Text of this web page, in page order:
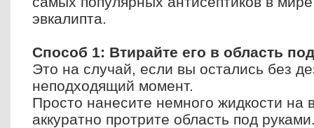
эвкалипта.
Способ 1: Втирайте его в область
Это на случай, если вы остались без
неподходящий момент.
Просто нанесите немного жидкости на
аккуратно протрите область под